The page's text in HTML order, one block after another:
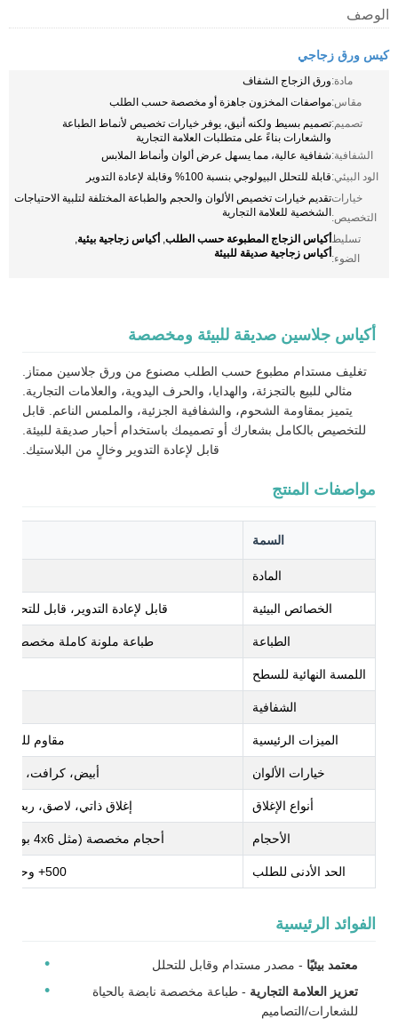
الوصف
كيس ورق زجاجي
مادة:ورق الزجاج الشفاف
مقاس:مواصفات المخزون جاهزة أو مخصصة حسب الطلب
تصميم:تصميم بسيط ولكنه أنيق، يوفر خيارات تخصيص لأنماط الطباعة
والشعارات بناءً على متطلبات العلامة التجارية
الشفافية:شفافية عالية، مما يسهل عرض ألوان وأنماط الملابس
الود البيئي:قابلة للتحلل البيولوجي بنسبة 100% وقابلة لإعادة التدوير
خيارات
التخصيص:
تقديم خيارات تخصيص الألوان والحجم والطباعة المختلفة لتلبية الاحتياجات
الشخصية للعلامة التجارية
تسليط
الضوء:
أكياس الزجاج المطبوعة حسب الطلب,أكياس زجاجية بيئية,
أكياس زجاجية صديقة للبيئة
أكياس جلاسين صديقة للبيئة ومخصصة
تغليف مستدام مطبوع حسب الطلب مصنوع من ورق جلاسين ممتاز.
مثالي للبيع بالتجزئة، والهدايا، والحرف اليدوية، والعلامات التجارية.
يتميز بمقاومة الشحوم، والشفافية الجزئية، والملمس الناعم. قابل
للتخصيص بالكامل بشعارك أو تصميمك باستخدام أحبار صديقة للبيئة.
قابل لإعادة التدوير وخالٍ من البلاستيك.
مواصفات المنتج
السمة
المادة
الخصائص البيئية قابل لإعادة التدوير، قابل
الطباعة طباعة ملونة كاملة مخصصة
اللمسة النهائية للسطح
الشفافية
الميزات الرئيسية مقاوم
خيارات الألوان أبيض، كرافت،
أنواع الإغلاق إغلاق ذاتي، لاصق، ربطة
الأحجام أحجام مخصصة (مثل 4x6 بوصة إلى 12x16 بوصة)
الحد الأدنى للطلب 500+ وحدة (خصومات بالجملة)
الفوائد الرئيسية
معتمد بيئيًا - مصدر مستدام وقابل للتحلل
تعزيز العلامة التجارية - طباعة مخصصة نابضة بالحياة
للشعارات/التصاميم